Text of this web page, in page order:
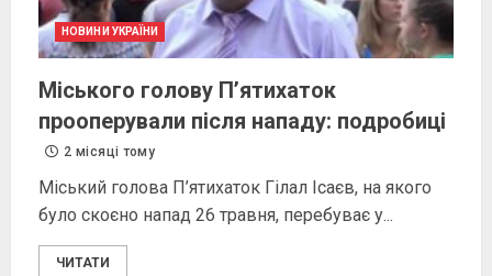
НОВИНИ УКРАЇНИ
Міського голову П’ятихаток
прооперували після нападу: подробиці
2 місяці тому
Міський голова П’ятихаток Гілал Ісаєв, на якого
було скоєно напад 26 травня, перебуває у...
ЧИТАТИ